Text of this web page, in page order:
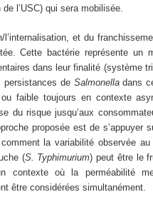
l’USC) qui sera mobilisée.
l’internalisation, et du
Cette bactérie représente un
dans leur finalité (système
persistances de Salmonelladans
faible toujours en contexte
du risque jusqu’aux
proposée est de s’appuyer
la variabilité observée
(S. Typhimurium) peut être le
contexte où la perméabilité
être considérées simultanément.